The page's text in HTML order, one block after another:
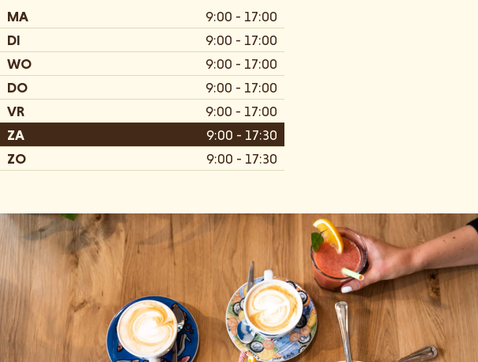
MA
9:00 - 17:00
DI
9:00 - 17:00
WO
9:00 - 17:00
DO
9:00 - 17:00
VR
9:00 - 17:00
ZA
9:00 - 17:30
ZO
9:00 - 17:30